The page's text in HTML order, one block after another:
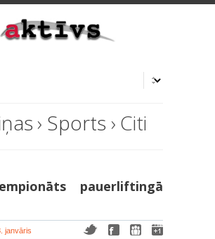
› Sports › Citi
pauerliftingā
janvāris